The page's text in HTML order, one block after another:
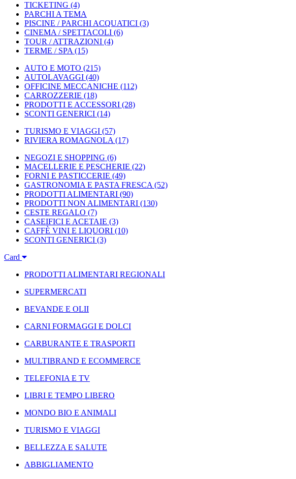
TICKETING (4)
PARCHI A TEMA
PISCINE / PARCHI ACQUATICI (3)
CINEMA / SPETTACOLI (6)
TOUR / ATTRAZIONI (4)
TERME / SPA (15)
AUTO E MOTO (215)
AUTOLAVAGGI (40)
OFFICINE MECCANICHE (112)
CARROZZERIE (18)
PRODOTTI E ACCESSORI (28)
SCONTI GENERICI (14)
TURISMO E VIAGGI (57)
RIVIERA ROMAGNOLA (17)
NEGOZI E SHOPPING (6)
MACELLERIE E PESCHERIE (22)
FORNI E PASTICCERIE (49)
GASTRONOMIA E PASTA FRESCA (52)
PRODOTTI ALIMENTARI (90)
PRODOTTI NON ALIMENTARI (130)
CESTE REGALO (7)
CASEIFICI E ACETAIE (3)
CAFFÈ VINI E LIQUORI (10)
SCONTI GENERICI (3)
Card
PRODOTTI ALIMENTARI REGIONALI
SUPERMERCATI
BEVANDE E OLII
CARNI FORMAGGI E DOLCI
CARBURANTE E TRASPORTI
MULTIBRAND E ECOMMERCE
TELEFONIA E TV
LIBRI E TEMPO LIBERO
MONDO BIO E ANIMALI
TURISMO E VIAGGI
BELLEZZA E SALUTE
ABBIGLIAMENTO